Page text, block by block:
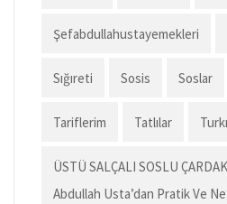
Şefabdullahustayemekleri
Sığıreti Sosis Soslar
Tariflerim Tatlılar
ÜSTÜ SALÇALI SOSLU
Abdullah Usta’dan Pratik Ve